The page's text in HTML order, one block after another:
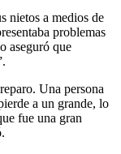
nietos a medios de
problemas
aseguró que
Una persona
a un grande, lo
fue una gran